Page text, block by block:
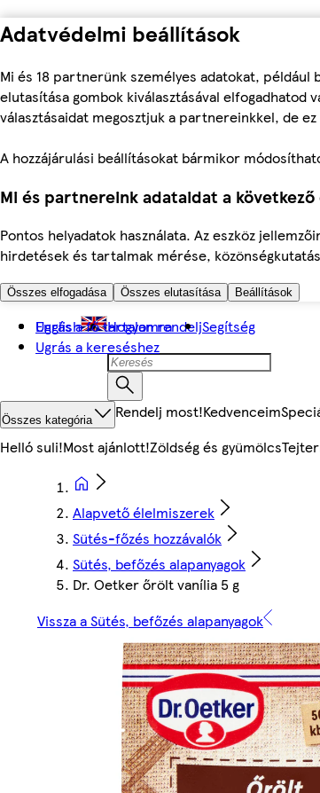
Adatvédelmi beállítások
Mi és 18 partnerünk személyes adatokat, például
elutasítása gombok kiválasztásával elfogadhatod
választásaidat megosztjuk a partnereinkkel, de
A hozzájárulási beállításokat bármikor
Mi és partnereink adataidat a
Pontos helyadatok használata. Az eszköz
hirdetések és tartalmak mérése,
Összes elfogadása Összes elutasítása Beállítások
Ugrás a fő tartalomra
Ugrás a kereséshez
English Hogyan rendeljSegítség
Összes kategória Rendelj most!Kedvenceim
Helló suli!Most ajánlott!Zöldség és gyümölcs
Alapvető élelmiszerek
Sütés-főzés hozzávalók
Sütés, befőzés alapanyagok
Dr. Oetker őrölt vanília 5 g
Vissza a Sütés, befőzés alapanyagok